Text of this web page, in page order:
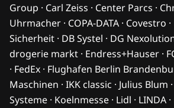
Group · Carl Zeiss · Center Parcs ·
Uhrmacher · COPA-DATA · Covestro
Sicherheit · DB Systel · DG Nexolution
drogerie markt · Endress+Hauser ·
· FedEx · Flughafen Berlin
Maschinen · IKK classic · Julius Blum
Systeme · Koelnmesse · Lidl · LINDA